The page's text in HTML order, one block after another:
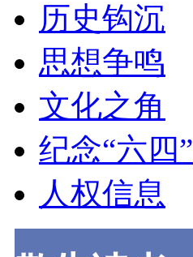
历史钩沉
思想争鸣
文化之角
纪念“六四”
人权信息